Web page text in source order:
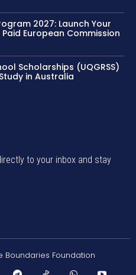
2027: Launch Your
European Commission
Scholarships (UQGRSS)
in Australia
to your inbox and stay
Boundaries Foundation